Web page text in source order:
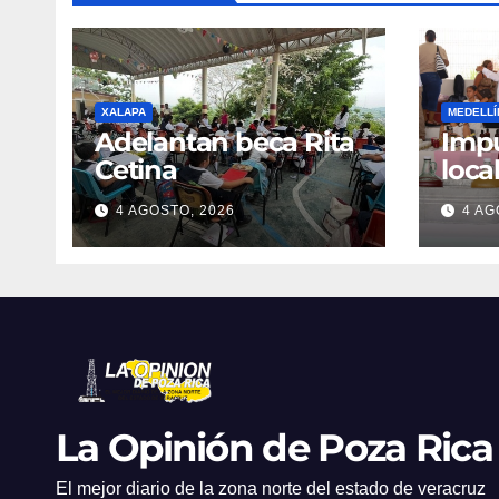
XALAPA
Adelantan beca Rita
Cetina
4 AGOSTO, 2026
en
4
La Opinión de Poza Rica
El mejor diario de la zona norte del estado de veracruz